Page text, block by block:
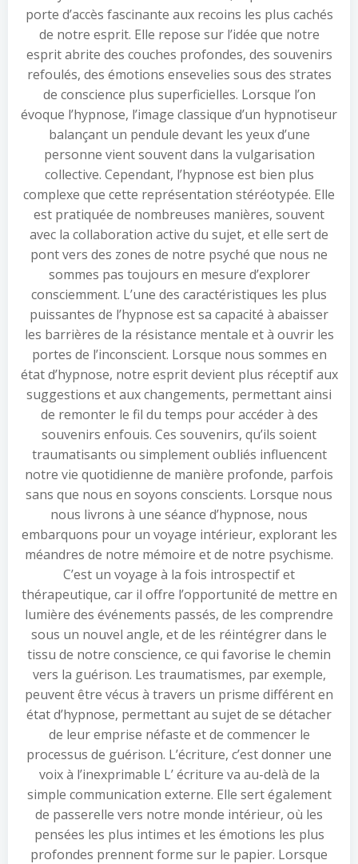
porte d’accès fascinante aux recoins les plus cachés
de notre esprit. Elle repose sur l’idée que notre
esprit abrite des couches profondes, des souvenirs
refoulés, des émotions ensevelies sous des strates
de conscience plus superficielles. Lorsque l’on
évoque l’hypnose, l’image classique d’un hypnotiseur
balançant un pendule devant les yeux d’une
personne vient souvent dans la vulgarisation
collective. Cependant, l’hypnose est bien plus
complexe que cette représentation stéréotypée. Elle
est pratiquée de nombreuses manières, souvent
avec la collaboration active du sujet, et elle sert de
pont vers des zones de notre psyché que nous ne
sommes pas toujours en mesure d’explorer
consciemment. L’une des caractéristiques les plus
puissantes de l’hypnose est sa capacité à abaisser
les barrières de la résistance mentale et à ouvrir les
portes de l’inconscient. Lorsque nous sommes en
état d’hypnose, notre esprit devient plus réceptif aux
suggestions et aux changements, permettant ainsi
de remonter le fil du temps pour accéder à des
souvenirs enfouis. Ces souvenirs, qu’ils soient
traumatisants ou simplement oubliés influencent
notre vie quotidienne de manière profonde, parfois
sans que nous en soyons conscients. Lorsque nous
nous livrons à une séance d’hypnose, nous
embarquons pour un voyage intérieur, explorant les
méandres de notre mémoire et de notre psychisme.
C’est un voyage à la fois introspectif et
thérapeutique, car il offre l’opportunité de mettre en
lumière des événements passés, de les comprendre
sous un nouvel angle, et de les réintégrer dans le
tissu de notre conscience, ce qui favorise le chemin
vers la guérison. Les traumatismes, par exemple,
peuvent être vécus à travers un prisme différent en
état d’hypnose, permettant au sujet de se détacher
de leur emprise néfaste et de commencer le
processus de guérison. L’écriture, c’est donner une
voix à l’inexprimable L’ écriture va au-delà de la
simple communication externe. Elle sert également
de passerelle vers notre monde intérieur, où les
pensées les plus intimes et les émotions les plus
profondes prennent forme sur le papier. Lorsque